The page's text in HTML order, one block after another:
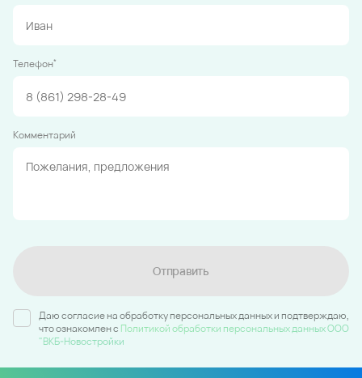
Телефон*
Комментарий
Отправить
Даю согласие на обработку персональных данных и подтверждаю,
что ознакомлен c Политикой обработки персональных данных ООО
"ВКБ-Новостройки